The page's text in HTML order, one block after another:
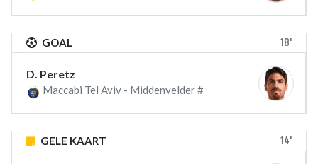
GOAL 18'
D. Peretz
Maccabi Tel Aviv - Middenvelder #
GELE KAART 14'